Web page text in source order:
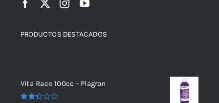
PRODUCTOS DESTACADOS
Vita Race 100cc - Plagron